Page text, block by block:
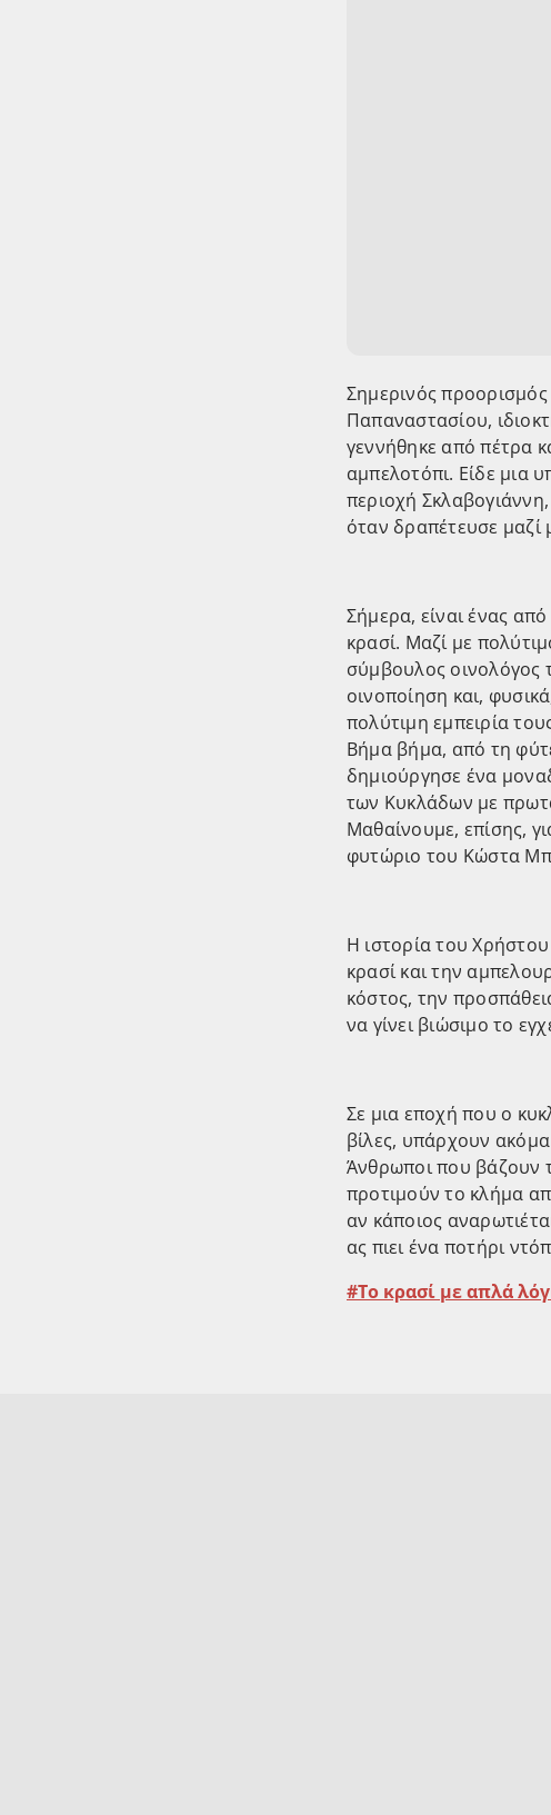
Σημερινός
Παπαναστασίου,
γεννήθηκε από πέτρα
αμπελοτόπι. Είδε μια
περιοχή
όταν δραπέτευσε
Σήμερα, είναι ένας
κρασί. Μαζί με
σύμβουλος οινολόγος
οινοποίηση και,
πολύτιμη εμπειρία
Βήμα βήμα, από τη
δημιούργησε ένα
των Κυκλάδων με
Μαθαίνουμε, επίσης,
φυτώριο του Κώστα
Η ιστορία του
κρασί και την
κόστος, την
να γίνει βιώσιμο το
Σε μια εποχή που ο
βίλες, υπάρχουν
Άνθρωποι που βάζουν
προτιμούν το κλήμα
αν κάποιος
ας πιει ένα ποτήρι
Το κρασί με απλά